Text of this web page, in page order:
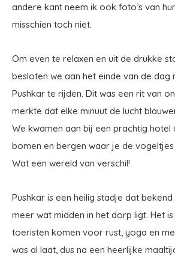
andere kant neem ik ook foto’s van
misschien toch niet.
Om even te relaxen en uit de drukke
besloten we aan het einde van de dag
Pushkar te rijden. Dit was een rit van
merkte dat elke minuut de lucht
We kwamen aan bij een prachtig
bomen en bergen waar je de
Wat een wereld van verschil!
Pushkar is een heilig stadje dat
meer wat midden in het dorp ligt. Het
toeristen komen voor rust, yoga en
was al laat, dus na een heerlijke